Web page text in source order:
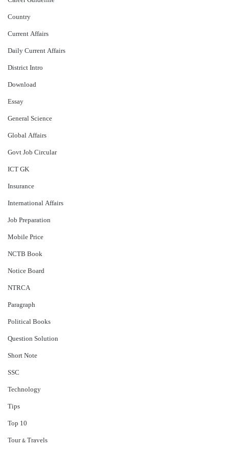
Country
Current Affairs
Daily Current Affairs
District Intro
Download
Essay
General Science
Global Affairs
Govt Job Circular
ICT GK
Insurance
International Affairs
Job Preparation
Mobile Price
NCTB Book
Notice Board
NTRCA
Paragraph
Political Books
Question Solution
Short Note
‍SSC
Technology
Tips
Top 10
Tour & Travels